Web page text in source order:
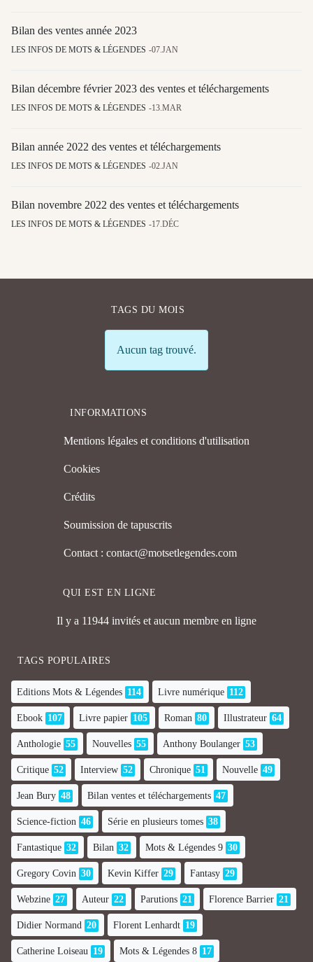
Bilan des ventes année 2023
LES INFOS DE MOTS & LÉGENDES 07.JAN
Bilan décembre février 2023 des ventes et téléchargements
LES INFOS DE MOTS & LÉGENDES 13.MAR
Bilan année 2022 des ventes et téléchargements
LES INFOS DE MOTS & LÉGENDES 02.JAN
Bilan novembre 2022 des ventes et téléchargements
LES INFOS DE MOTS & LÉGENDES 17.DÉC
TAGS DU MOIS
Info
Aucun tag trouvé.
INFORMATIONS
Mentions légales et conditions d'utilisation
Cookies
Crédits
Soumission de tapuscrits
Contact : contact@motsetlegendes.com
QUI EST EN LIGNE
Il y a 11944 invités et aucun membre en ligne
TAGS POPULAIRES
Editions Mots & Légendes 114 Livre numérique 112
Ebook 107 Livre papier 105 Roman 80 Illustrateur 64
Anthologie 55 Nouvelles 55 Anthony Boulanger 53
Critique 52 Interview 52 Chronique 51 Nouvelle 49
Jean Bury 48 Bilan ventes et téléchargements 47
Science-fiction 46 Série en plusieurs tomes 38
Fantastique 32 Bilan 32 Mots & Légendes 9 30
Gregory Covin 30 Kevin Kiffer 29 Fantasy 29
Webzine 27 Auteur 22 Parutions 21 Florence Barrier 21
Didier Normand 20 Florent Lenhardt 19
Catherine Loiseau 19 Mots & Légendes 8 17